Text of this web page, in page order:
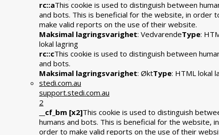
rc::aThis cookie is used to distinguish between
and bots. This is beneficial for the website, in order
make valid reports on the use of their website.
Maksimal lagringsvarighet: VedvarendeType:
lokal lagring
rc::cThis cookie is used to distinguish between
and bots.
Maksimal lagringsvarighet: ØktType: HTML lokal
stedi.com.au
support.stedi.com.au
2
__cf_bm [x2]This cookie is used to distinguish
humans and bots. This is beneficial for the website, in
order to make valid reports on the use of their